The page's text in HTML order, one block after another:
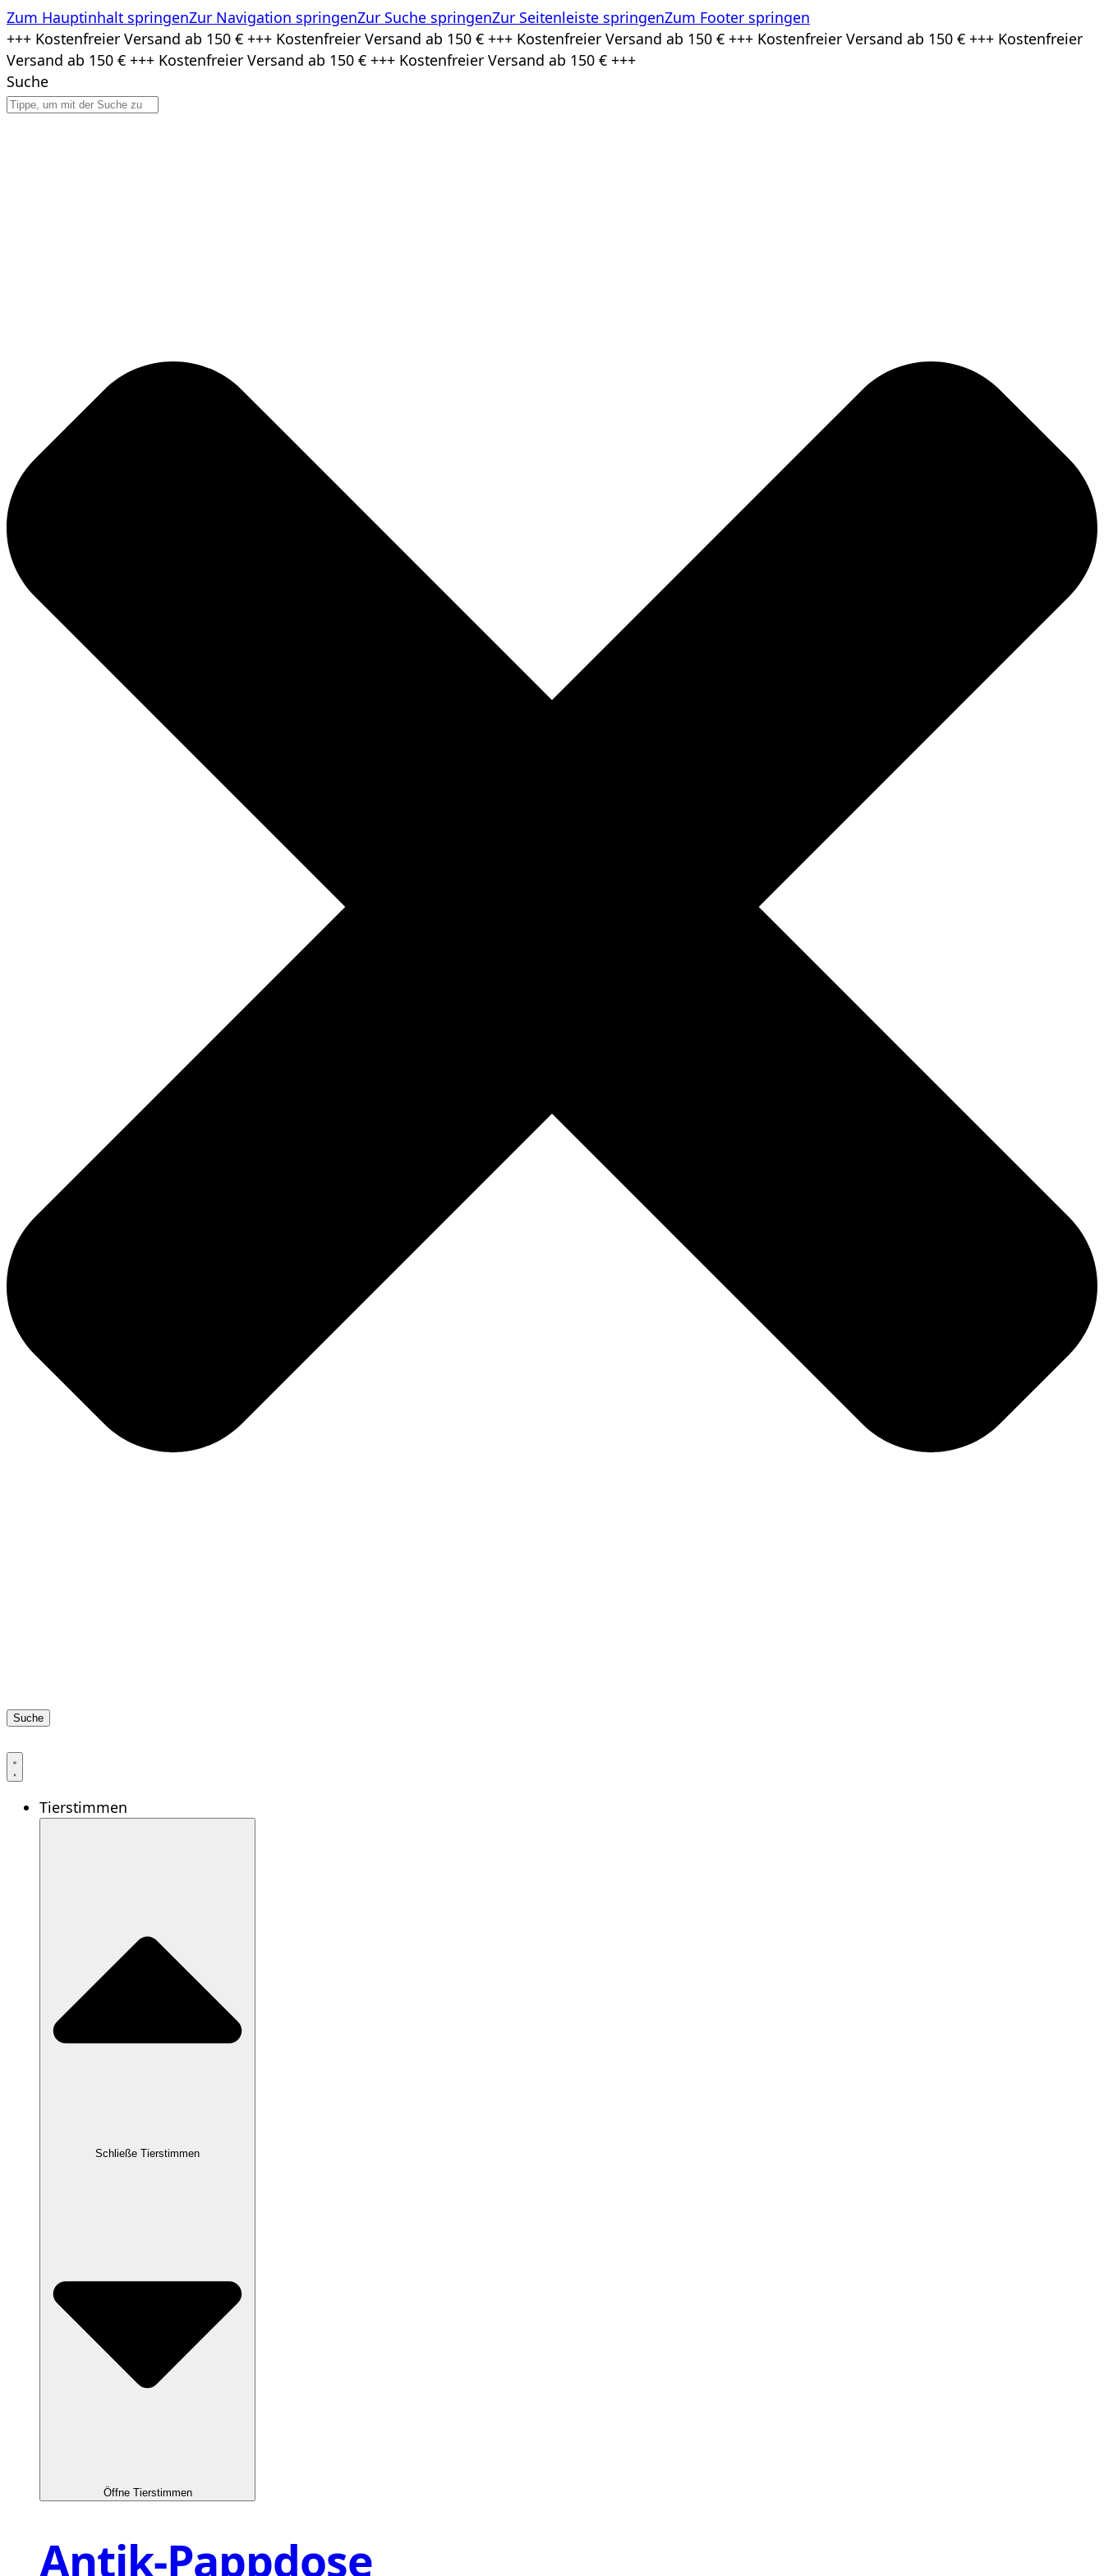
Zum Hauptinhalt springenZur Navigation springenZur Suche springenZur Seitenleiste springenZum Footer springen
Zum
Inhalt
springen
+++ Kostenfreier Versand ab 150 € +++ Kostenfreier Versand ab 150 € +++ Kostenfreier Versand ab 150 € +++ Kostenfreier Versand ab 150 € +++ Kostenfreier
Versand ab 150 € +++ Kostenfreier Versand ab 150 € +++ Kostenfreier Versand ab 150 € +++
Suche
Suche
Tierstimmen
Schließe Tierstimmen
Öffne Tierstimmen
Antik-Pappdose